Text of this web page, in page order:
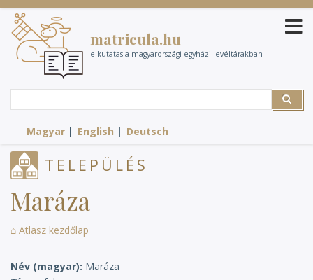
Ugrás
tartalomra
matricula.hu
e-kutatas a magyarországi egyházi levéltárakban
Search
Magyar English Deutsch
TELEPÜLÉS
Maráza
⌂ Atlasz kezdőlap
Név (magyar) Maráza